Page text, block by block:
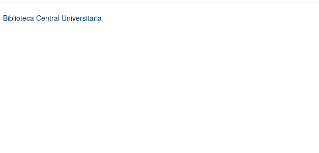
Biblioteca Central Universitaria